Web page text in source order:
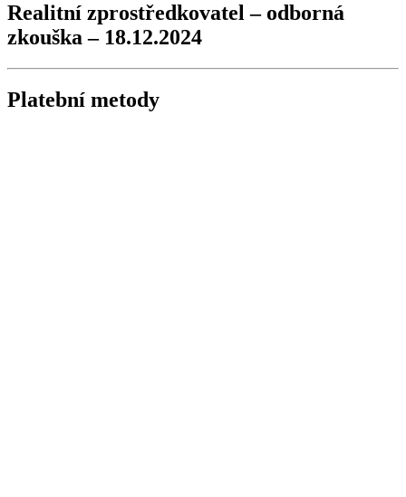
Realitní zprostředkovatel – odborná
zkouška – 18.12.2024
Platební metody